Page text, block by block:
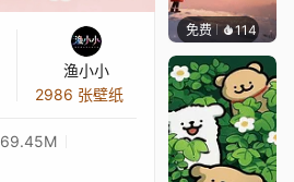
渔小小
2986 张壁纸
69.45M
免费 114渔小小